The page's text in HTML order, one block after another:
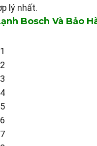
lý nhất.
Bosch Và Bảo